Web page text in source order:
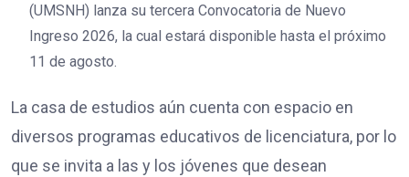
(UMSNH) lanza su tercera Convocatoria de Nuevo
Ingreso 2026, la cual estará disponible hasta el próximo
11 de agosto.
La casa de estudios aún cuenta con espacio en
diversos programas educativos de licenciatura, por lo
que se invita a las y los jóvenes que desean